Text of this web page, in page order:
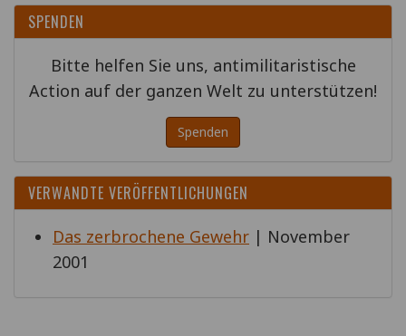
SPENDEN
Bitte helfen Sie uns, antimilitaristische
Action auf der ganzen Welt zu unterstützen!
Spenden
VERWANDTE VERÖFFENTLICHUNGEN
Das zerbrochene Gewehr | November
2001